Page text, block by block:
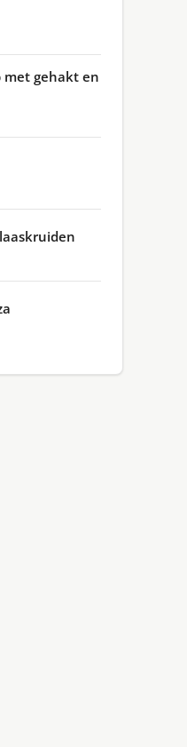
met gehakt en